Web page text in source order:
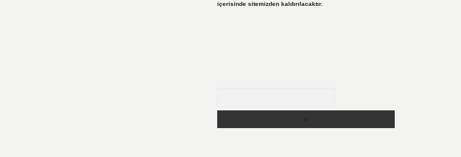
içerisinde sitemizden kaldırılacaktır.